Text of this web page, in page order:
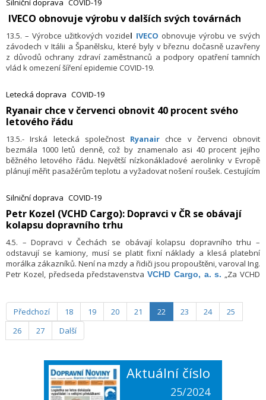
Vyplývá to z nejnovějšího průzkumu personálně poradenské
společnostiRandstad.
Silniční doprava COVID-19
​ IVECO obnovuje výrobu v dalších svých továrnách
13.5. – Výrobce užitkových vozidel IVECO obnovuje výrobu ve svých
závodech v Itálii a Španělsku, které byly v březnu dočasně uzavřeny
z důvodů ochrany zdraví zaměstnanců a podpory opatření tamních
vlád k omezení šíření epidemie COVID-19.
Letecká doprava COVID-19
Ryanair chce v červenci obnovit 40 procent svého
letového řádu
13.5.- Irská letecká společnost Ry­anair chce v červenci obnovit
bezmála 1000 letů denně, což by znamenalo asi 40 procent jejího
běžného letového řádu. Největší nízkonákladové aerolinky v Evropě
plánují měřit pasažérům teplotu a vyžadovat nošení roušek. Cestujícím
na požádání, oznámila firma. Její plán ovšem závisí na tom, jak se
budou v Evropě uvolňovat cestovní omezení.
Silniční doprava COVID-19
​Petr Kozel (VCHD Cargo): Dopravci v ČR se obávají
kolapsu dopravního trhu
4.5. – Dopravci v Čechách se obávají kolapsu dopravního trhu –
odstavují se kamiony, musí se platit fixní náklady a klesá platební
morálka zákazníků. Není na mzdy a řidiči jsou propouštěni, varoval Ing.
Petr Kozel, předseda představenstvaVCHD Cargo, a. s. „Za VCHD
nepropouštět. Chtěli bychom ovšem upozornit na jeden podstatný
fakt, který zatím zůstává mediálně v pozadí,“ uvedl Petr Kozel.
Předchozí 18 19 20 21 22 23 24
25
26
27 Další
Aktuální číslo
25/2024